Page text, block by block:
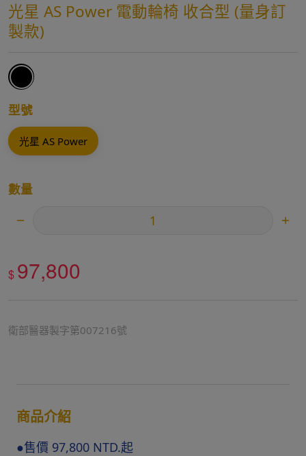
光星 AS Power 電動輪椅 收合型 (量身訂
製款)
型號
光星 AS Power
數量
$ 97,800
衛部醫器製字第007216號
商品介紹
●售價 97,800 NTD.起